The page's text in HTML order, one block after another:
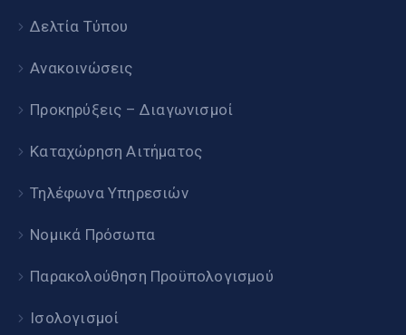
Δελτία Τύπου
Ανακοινώσεις
Προκηρύξεις – Διαγωνισμοί
Καταχώρηση Αιτήματος
Τηλέφωνα Υπηρεσιών
Νομικά Πρόσωπα
Παρακολούθηση Προϋπολογισμού
Ισολογισμοί